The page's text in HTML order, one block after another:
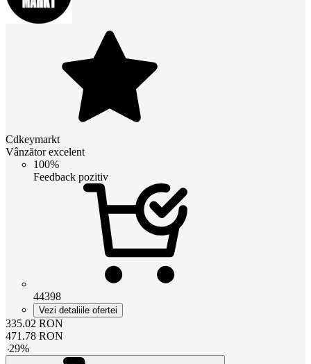
Cdkeymarkt
Vânzător excelent
100%
Feedback pozitiv
44398
Vezi detaliile ofertei
335.02 RON
471.78 RON
-29%